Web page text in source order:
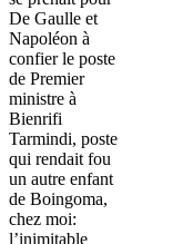
De Gaulle et
Napoléon à
confier le poste
de Premier
ministre à
Bienrifi
Tarmindi, poste
qui rendait fou
un autre enfant
de Boingoma,
chez moi:
l’inimitable